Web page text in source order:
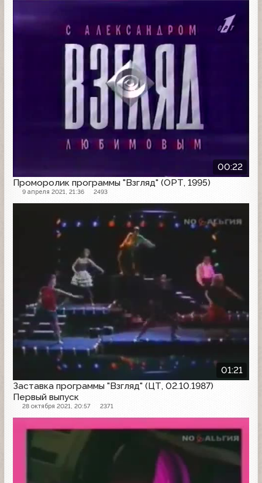
00:22
Проморолик программы "Взгляд" (ОРТ, 1995)
9 апреля 2021, 21:36 2493
01:21
Заставка программы "Взгляд" (ЦТ, 02.10.1987)
Первый выпуск
28 октября 2021, 20:57 2371